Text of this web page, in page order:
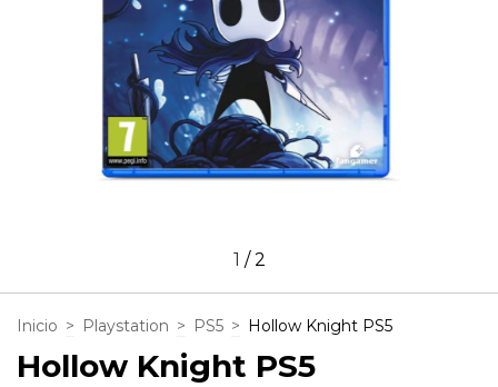
1 /2
Inicio > Playstation > PS5 > Hollow Knight PS5
Hollow Knight PS5